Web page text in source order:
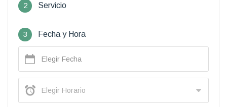
2 Servicio
3 Fecha y Hora